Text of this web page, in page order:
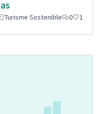
Turisme Sostenible 0 1